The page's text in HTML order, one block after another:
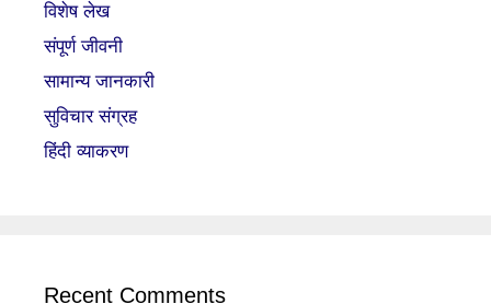
विशेष लेख
संपूर्ण जीवनी
सामान्य जानकारी
सुविचार संग्रह
हिंदी व्याकरण
Recent Comments